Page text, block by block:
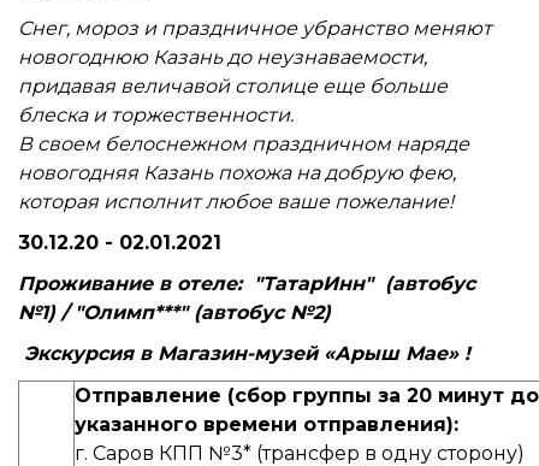
Снег, мороз и праздничное убранство меняют
новогоднюю Казань до неузнаваемости,
придавая величавой столице еще больше
блеска и торжественности.
В своем белоснежном праздничном наряде
новогодняя Казань похожа на добрую фею,
которая исполнит любое ваше пожелание!
30.12.20 - 02.01.2021
Проживание в отеле: "ТатарИнн" (автобус
№1) /"Олимп***"(автобус №2)
Экскурсия в Магазин-музей «Арыш Мае»!
Отправление (сбор группы за 20 минут до
указанного времени отправления):
г. Саров КПП №3* (трансфер в одну сторону)